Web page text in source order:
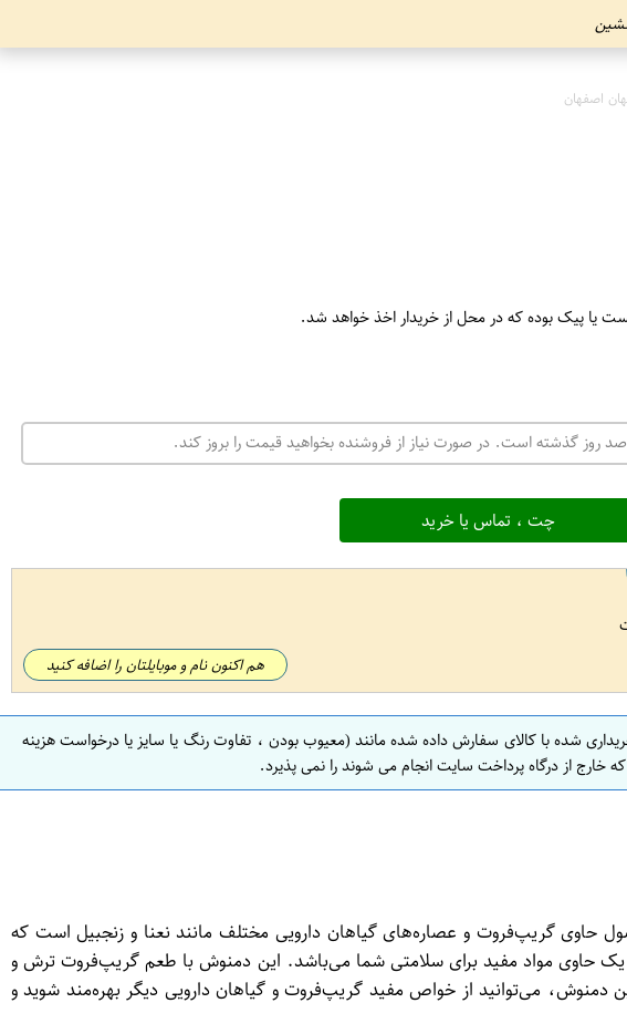
اصفهان
یا پیک بوده که در محل از خریدار اخذ خواهد شد.
صد روز گذشته است. در صورت نیاز از فروشنده بخواهید قیمت را بروز کند.
چت ، تماس یا خرید
هم اکنون نام و موبایلتان را اضافه کنید
شده با کالای سفارش داده شده مانند (معیوب بودن ، تفاوت رنگ یا سایز یا درخواست هزینه
از درگاه پرداخت سایت انجام می شوند را نمی پذیرد.
محصول حاوی گریپ‌فروت و عصاره‌های گیاهان دارویی مختلف مانند نعنا و زنجبیل است که
را ایجاد می‌کند. بسته‌بندی این محصول شامل 20 عدد دمنوش گریپ‌فروت 111 است که هر یک حاوی مواد مفید برای سلامتی شما می‌باشد. این دمنوش با طعم گریپ‌فروت ترش و
می‌توانید از خواص مفید گریپ‌فروت و گیاهان دارویی دیگر بهره‌مند شوید و